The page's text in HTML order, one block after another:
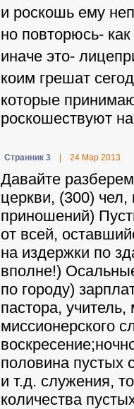
и роскошь ему
но повторюсь-
иначе это-
коим грешат
которые
роскошествуют
Странник 3 24 Мар 2013
Давайте
церкви, (300)
приношений)
от всей,
на издержки по
вполне!)
по городу)
пастора,
миссионерского
половина пустых
и т.д. служения,
количества